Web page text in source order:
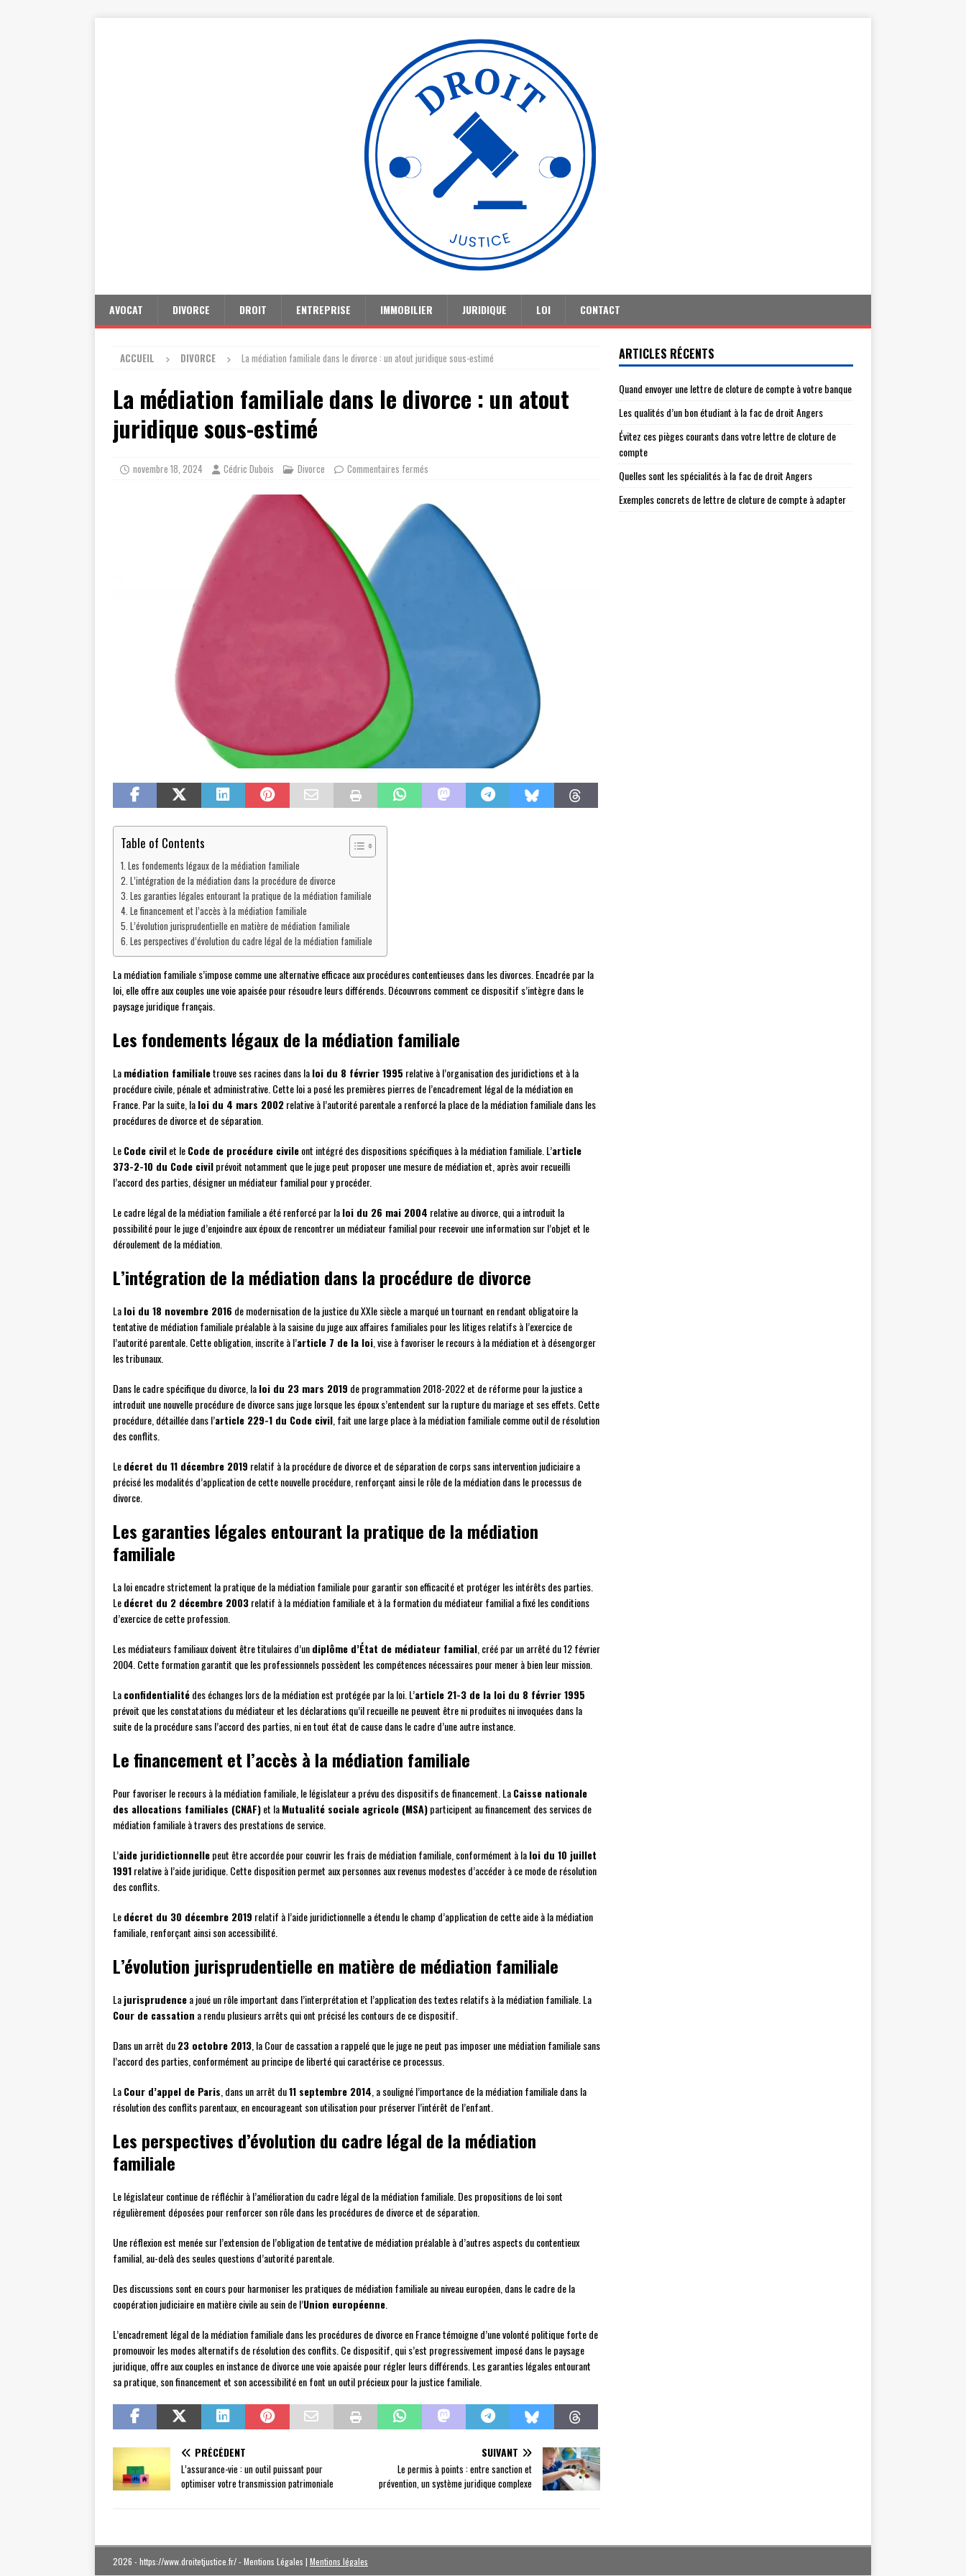
AVOCAT DIVORCE DROIT ENTREPRISE IMMOBILIER JURIDIQUE LOI CONTACT
ACCUEIL DIVORCE La médiation familiale dans le divorce : un atout juridique sous-estimé
La médiation familiale dans le divorce : un atout
juridique sous-estimé
novembre 18, 2024 Cédric Dubois Divorce Commentaires fermés
Table of Contents
Les fondements légaux de la médiation familiale
L’intégration de la médiation dans la procédure de divorce
Les garanties légales entourant la pratique de la médiation familiale
Le financement et l’accès à la médiation familiale
L’évolution jurisprudentielle en matière de médiation familiale
Les perspectives d’évolution du cadre légal de la médiation familiale
La médiation familiale s’impose comme une alternative efficace aux procédures contentieuses dans les divorces. Encadrée par la
loi, elle offre aux couples une voie apaisée pour résoudre leurs différends. Découvrons comment ce dispositif s’intègre dans le
paysage juridique français.
Les fondements légaux de la médiation familiale
Lamédiation familialetrouve ses racines dans laloi du 8 février 1995 relative à l’organisation des juridictions et à la
procédure civile, pénale et administrative. Cette loi a posé les premières pierres de l’encadrement légal de la médiation en
France. Par la suite, laloi du 4 mars 2002relative à l’autorité parentale a renforcé la place de la médiation familiale dans les
procédures de divorce et de séparation.
LeCode civilet leCode de procédure civileont intégré des dispositions spécifiques à la médiation familiale. L’article
373-2-10 du Code civilprévoit notamment que le juge peut proposer une mesure de médiation et, après avoir recueilli
l’accord des parties, désigner un médiateur familial pour y procéder.
Le cadre légal de la médiation familiale a été renforcé par laloi du 26 mai 2004 relative au divorce, qui a introduit la
possibilité pour le juge d’enjoindre aux époux de rencontrer un médiateur familial pour recevoir une information sur l’objet et le
déroulement de la médiation.
L’intégration de la médiation dans la procédure de divorce
Laloi du 18 novembre 2016 de modernisation de la justice du XXIe siècle a marqué un tournant en rendant obligatoire la
tentative de médiation familiale préalable à la saisine du juge aux affaires familiales pour les litiges relatifs à l’exercice de
l’autorité parentale. Cette obligation, inscrite à l’article 7 de la loi , vise à favoriser le recours à la médiation et à désengorger
les tribunaux.
Dans le cadre spécifique du divorce, laloi du 23 mars 2019 de programmation 2018-2022 et de réforme pour la justice a
introduit une nouvelle procédure de divorce sans juge lorsque les époux s’entendent sur la rupture du mariage et ses effets. Cette
procédure, détaillée dans l’article 229-1 du Code civil , fait une large place à la médiation familiale comme outil de résolution
des conflits.
Ledécret du 11 décembre 2019 relatif à la procédure de divorce et de séparation de corps sans intervention judiciaire a
précisé les modalités d’application de cette nouvelle procédure, renforçant ainsi le rôle de la médiation dans le processus de
divorce.
Les garanties légales entourant la pratique de la médiation
familiale
La loi encadre strictement la pratique de la médiation familiale pour garantir son efficacité et protéger les intérêts des parties.
Ledécret du 2 décembre 2003relatif à la médiation familiale et à la formation du médiateur familial a fixé les conditions
d’exercice de cette profession.
Les médiateurs familiaux doivent être titulaires d’undiplôme d’État de médiateur familial , créé par un arrêté du 12 février
2004. Cette formation garantit que les professionnels possèdent les compétences nécessaires pour mener à bien leur mission.
Laconfidentialitédes échanges lors de la médiation est protégée par la loi. L’article 21-3 de la loi du 8 février 1995
prévoit que les constatations du médiateur et les déclarations qu’il recueille ne peuvent être ni produites ni invoquées dans la
suite de la procédure sans l’accord des parties, ni en tout état de cause dans le cadre d’une autre instance.
Le financement et l’accès à la médiation familiale
Pour favoriser le recours à la médiation familiale, le législateur a prévu des dispositifs de financement. LaCaisse nationale
des allocations familiales (CNAF)et laMutualité sociale agricole (MSA)participent au financement des services de
médiation familiale à travers des prestations de service.
L’aide juridictionnellepeut être accordée pour couvrir les frais de médiation familiale, conformément à laloi du 10 juillet
1991relative à l’aide juridique. Cette disposition permet aux personnes aux revenus modestes d’accéder à ce mode de résolution
des conflits.
Ledécret du 30 décembre 2019 relatif à l’aide juridictionnelle a étendu le champ d’application de cette aide à la médiation
familiale, renforçant ainsi son accessibilité.
L’évolution jurisprudentielle en matière de médiation familiale
Lajurisprudencea joué un rôle important dans l’interprétation et l’application des textes relatifs à la médiation familiale. La
Cour de cassation a rendu plusieurs arrêts qui ont précisé les contours de ce dispositif.
Dans un arrêt du23 octobre 2013 , la Cour de cassation a rappelé que le juge ne peut pas imposer une médiation familiale sans
l’accord des parties, conformément au principe de liberté qui caractérise ce processus.
LaCour d’appel de Paris , dans un arrêt du11 septembre 2014 , a souligné l’importance de la médiation familiale dans la
résolution des conflits parentaux, en encourageant son utilisation pour préserver l’intérêt de l’enfant.
Les perspectives d’évolution du cadre légal de la médiation
familiale
Le législateur continue de réfléchir à l’amélioration du cadre légal de la médiation familiale. Des propositions de loi sont
régulièrement déposées pour renforcer son rôle dans les procédures de divorce et de séparation.
Une réflexion est menée sur l’extension de l’obligation de tentative de médiation préalable à d’autres aspects du contentieux
familial, au-delà des seules questions d’autorité parentale.
Des discussions sont en cours pour harmoniser les pratiques de médiation familiale au niveau européen, dans le cadre de la
coopération judiciaire en matière civile au sein de l’Union européenne
L’encadrement légal de la médiation familiale dans les procédures de divorce en France témoigne d’une volonté politique forte de
promouvoir les modes alternatifs de résolution des conflits. Ce dispositif, qui s’est progressivement imposé dans le paysage
juridique, offre aux couples en instance de divorce une voie apaisée pour régler leurs différends. Les garanties légales entourant
sa pratique, son financement et son accessibilité en font un outil précieux pour la justice familiale.
PRÉCÉDENT
L’assurance-vie : un outil puissant pour
optimiser votre transmission patrimoniale
SUIVANT
Le permis à points : entre sanction et
prévention, un système juridique complexe
ARTICLES RÉCENTS
Quand envoyer une lettre de cloture de compte à votre banque
Les qualités d’un bon étudiant à la fac de droit Angers
Évitez ces pièges courants dans votre lettre de cloture de
compte
Quelles sont les spécialités à la fac de droit Angers
Exemples concrets de lettre de cloture de compte à adapter
2026 - https://www.droitetjustice.fr/ - Mentions Légales | Mentions légales